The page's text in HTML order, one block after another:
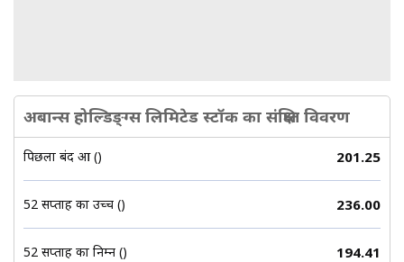
अबान्स होल्डिङ्ग्स लिमिटेड स्टॉक का संक्षिप्त विवरण
पिछला बंद हुआ (₹) 201.25
52 सप्ताह का उच्च (₹) 236.00
52 सप्ताह का निम्न (₹) 194.41